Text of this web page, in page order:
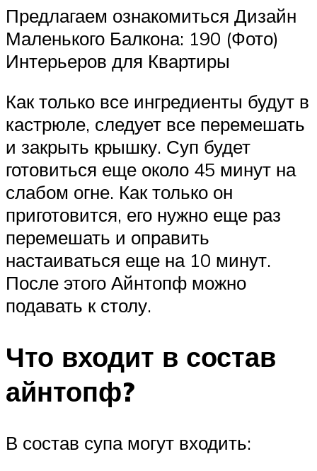
Предлагаем ознакомиться Дизайн
Маленького Балкона: 190 (Фото)
Интерьеров для Квартиры
Как только все ингредиенты будут в
кастрюле, следует все перемешать
и закрыть крышку. Суп будет
готовиться еще около 45 минут на
слабом огне. Как только он
приготовится, его нужно еще раз
перемешать и оправить
настаиваться еще на 10 минут.
После этого Айнтопф можно
подавать к столу.
Что входит в состав
айнтопф?
В состав супа могут входить: